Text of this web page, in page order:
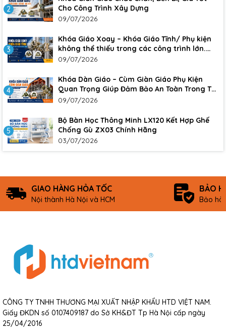
2
Cho Công Trình Xây Dựng
09/07/2026
3
Khóa Giáo Xoay – Khóa Giáo Tĩnh/ Phụ kiện
không thể thiếu trong các công trình lớn.
Đảm bảo sự an toàn, chắc chắn cho công
09/07/2026
4
Khóa Dàn Giáo – Cùm Giàn Giáo Phụ Kiện
Quan Trọng Giúp Đảm Bảo An Toàn Trong Thi
Công Xây Dựng
09/07/2026
5
Bộ Bàn Học Thông Minh LX120 Kết Hợp Ghế
Chống Gù ZX03 Chính Hãng
03/07/2026
GIAO HÀNG HỎA TỐC
Nội thành Hà Nội và HCM
BẢO
Bảo
CÔNG TY TNHH THƯƠNG MẠI XUẤT NHẬP KHẨU HTD VIỆT NAM.
Giấy ĐKDN số 0107409187 do Sở KH&ĐT Tp Hà Nội cấp ngày
25/04/2016